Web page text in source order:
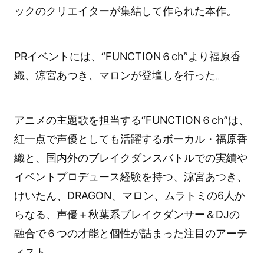
ックのクリエイターが集結して作られた本作。
PRイベントには、“FUNCTION６ch”より福原香
織、涼宮あつき、マロンが登壇しを行った。
アニメの主題歌を担当する“FUNCTION６ch”は、
紅一点で声優としても活躍するボーカル・福原香
織と、国内外のブレイクダンスバトルでの実績や
イベントプロデュース経験を持つ、涼宮あつき、
けいたん、DRAGON、マロン、ムラトミの6人か
らなる、声優＋秋葉系ブレイクダンサー＆DJの
融合で６つの才能と個性が詰まった注目のアーテ